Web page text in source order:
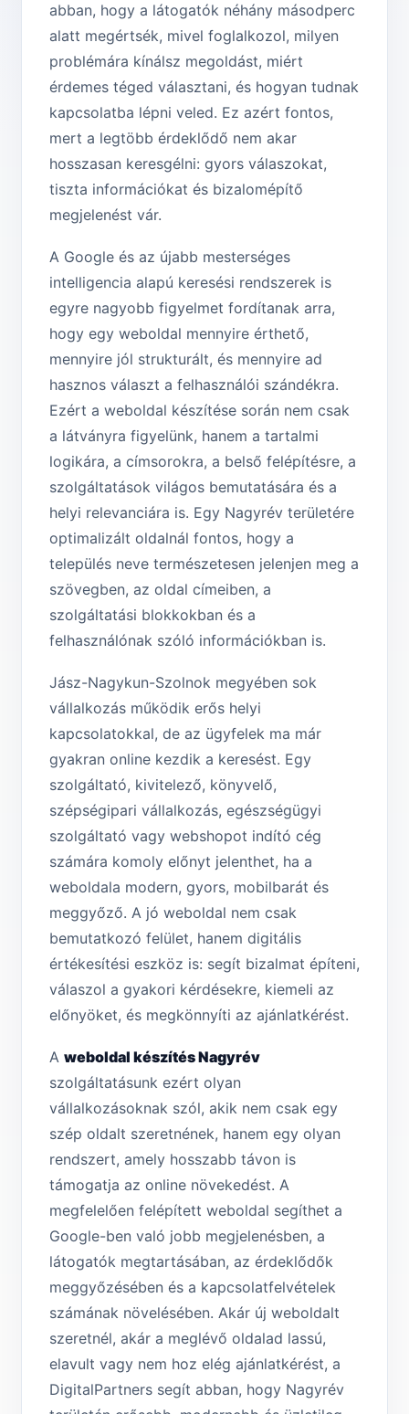
abban, hogy a látogatók néhány másodperc
alatt megértsék, mivel foglalkozol, milyen
problémára kínálsz megoldást, miért
érdemes téged választani, és hogyan tudnak
kapcsolatba lépni veled. Ez azért fontos,
mert a legtöbb érdeklődő nem akar
hosszasan keresgélni: gyors válaszokat,
tiszta információkat és bizalomépítő
megjelenést vár.
A Google és az újabb mesterséges
intelligencia alapú keresési rendszerek is
egyre nagyobb figyelmet fordítanak arra,
hogy egy weboldal mennyire érthető,
mennyire jól strukturált, és mennyire ad
hasznos választ a felhasználói szándékra.
Ezért a weboldal készítése során nem csak
a látványra figyelünk, hanem a tartalmi
logikára, a címsorokra, a belső felépítésre, a
szolgáltatások világos bemutatására és a
helyi relevanciára is. Egy Nagyrév területére
optimalizált oldalnál fontos, hogy a
település neve természetesen jelenjen meg a
szövegben, az oldal címeiben, a
szolgáltatási blokkokban és a
felhasználónak szóló információkban is.
Jász-Nagykun-Szolnok megyében sok
vállalkozás működik erős helyi
kapcsolatokkal, de az ügyfelek ma már
gyakran online kezdik a keresést. Egy
szolgáltató, kivitelező, könyvelő,
szépségipari vállalkozás, egészségügyi
szolgáltató vagy webshopot indító cég
számára komoly előnyt jelenthet, ha a
weboldala modern, gyors, mobilbarát és
meggyőző. A jó weboldal nem csak
bemutatkozó felület, hanem digitális
értékesítési eszköz is: segít bizalmat építeni,
válaszol a gyakori kérdésekre, kiemeli az
előnyöket, és megkönnyíti az ajánlatkérést.
A weboldal készítés Nagyrév
szolgáltatásunk ezért olyan
vállalkozásoknak szól, akik nem csak egy
szép oldalt szeretnének, hanem egy olyan
rendszert, amely hosszabb távon is
támogatja az online növekedést. A
megfelelően felépített weboldal segíthet a
Google-ben való jobb megjelenésben, a
látogatók megtartásában, az érdeklődők
meggyőzésében és a kapcsolatfelvételek
számának növelésében. Akár új weboldalt
szeretnél, akár a meglévő oldalad lassú,
elavult vagy nem hoz elég ajánlatkérést, a
DigitalPartners segít abban, hogy Nagyrév